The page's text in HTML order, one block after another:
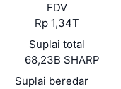
FDV
Rp 1,34T
Suplai total
68,23B SHARP
Suplai beredar